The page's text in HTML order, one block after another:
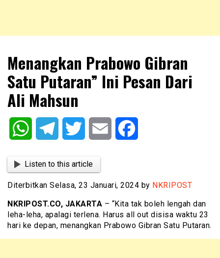
NKRIPOST
Menangkan Prabowo Gibran
Satu Putaran” Ini Pesan Dari
Ali Mahsun
WhatsAppTelegram Twitter Email
Listen to this article
Diterbitkan Selasa, 23 Januari, 2024 by NKRIPOST
NKRIPOST.CO, JAKARTA – “Kita tak boleh lengah dan
leha-leha, apalagi terlena. Harus all out disisa waktu 23
hari ke depan, menangkan Prabowo Gibran Satu Putaran.